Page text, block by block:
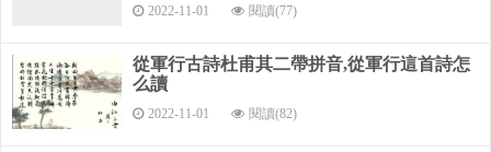
圣人筐篚恩，實欲邦國活。
臣如忽至理，君豈棄此物。
多士盈朝廷，仁者宜戰栗。
2022-11-01 閱讀(77)
從軍行古詩杜甫其二帶拼音,從軍行這首詩怎
么讀
2022-11-01 閱讀(82)